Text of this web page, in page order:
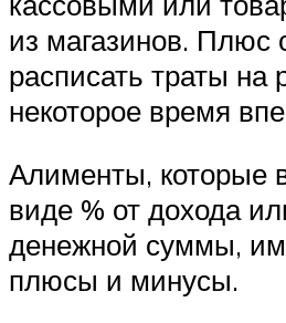
из магазинов. Плюс
расписать траты на
некоторое время
Алименты, которые
виде % от дохода
денежной суммы,
плюсы и минусы.